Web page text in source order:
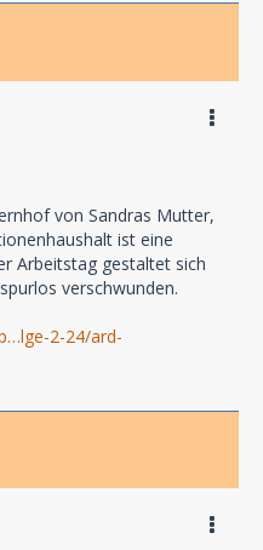
von Sandras Mutter,
ist eine
Arbeitstag gestaltet sich
verschwunden.
2-24/ard-